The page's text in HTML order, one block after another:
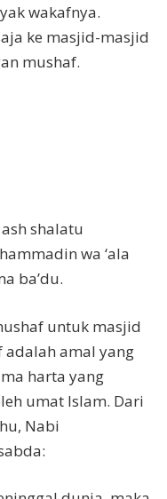
wakafnya.
ke masjid-masjid
mushaf.
shalatu
wa ‘ala
ba’du.
untuk masjid
adalah amal yang
harta yang
umat Islam. Dari
Nabi